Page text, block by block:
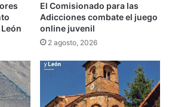
El Comisionado para las
Adicciones combate el juego
online juvenil
2 agosto, 2026